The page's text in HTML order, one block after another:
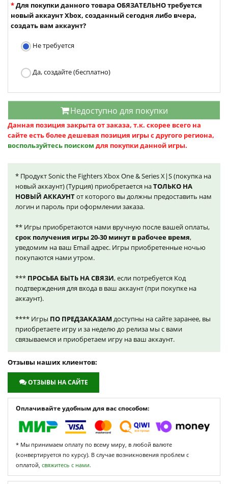
Для покупки данного товара ОБЯЗАТЕЛЬНО требуется
новый аккаунт Xbox, созданный сегодня либо вчера,
создать вам аккаунт?
Не требуется
Да, создайте (бесплатно)
Недоступно для покупки
Данная позиция закрыта от заказа, т.к. скорее всего на
сайте есть более дешевая позиция игры с другого региона,
воспользуйтесь поиском для покупки данной игры.
* Продукт Sonic the Fighters Xbox One & Series X|S (покупка на
новый аккаунт) (Турция) приобретается наТОЛЬКО НА
НОВЫЙ АККАУНТот которого вы должны предоставить нам
логин и пароль при оформлении заказа.
** Игры приобретаются нами вручную после вашей оплаты,
срок получения игры 20-30 минут в рабочее время,
уведомим на ваш Email адрес. Игры приобретенные ночью
покупаются нами утром.
*** ПРОСЬБА БЫТЬ НА СВЯЗИ, если потребуется Код
подтверждения для входа в ваш аккаунт (при покупке на
аккаунт).
**** Игры ПО ПРЕДЗАКАЗАМ доступны на сайте заранее, вы
приобретаете игру и за неделю до релиза мы с вами
связываемся и приобретаем игру на ваш аккаунт.
Отзывы наших клиентов:
ОТЗЫВЫ НА САЙТЕ
Оплачивайте удобным для вас способом:
* Мы принимаем оплату по всему миру, в любой валюте
(конвертируется по курсу). В случае возникновения проблем с
оплатой, свяжитесь с нами.